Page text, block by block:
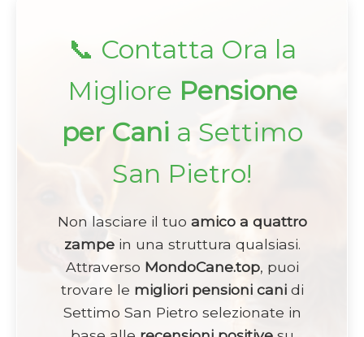
📞 Contatta Ora la
Migliore Pensione
per Cani a Settimo
San Pietro!
Non lasciare il tuo amico a quattro
zampein una struttura qualsiasi.
Attraverso MondoCane.top, puoi
trovare le migliori pensioni canidi
Settimo San Pietro selezionate in